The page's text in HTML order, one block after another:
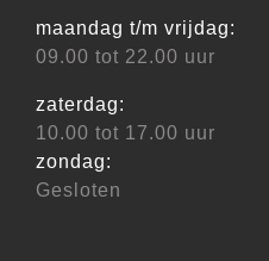
maandag t/m vrijdag:
09.00 tot 22.00 uur
zaterdag:
10.00 tot 17.00 uur
zondag:
Gesloten